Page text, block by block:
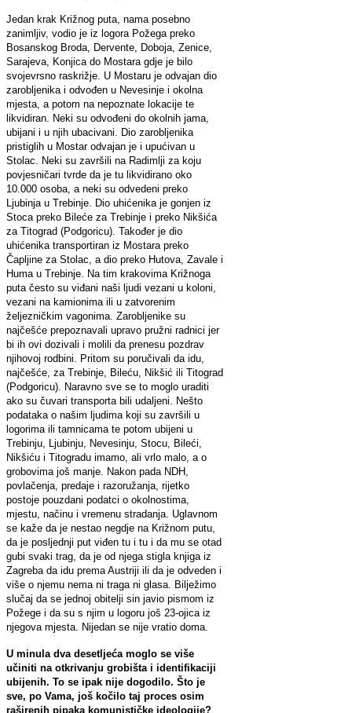
Jedan krak Križnog puta, nama posebno
zanimljiv, vodio je iz logora Požega preko
Bosanskog Broda, Dervente, Doboja, Zenice,
Sarajeva, Konjica do Mostara gdje je bilo
svojevrsno raskrižje. U Mostaru je odvajan dio
zarobljenika i odvođen u Nevesinje i okolna
mjesta, a potom na nepoznate lokacije te
likvidiran. Neki su odvođeni do okolnih jama,
ubijani i u njih ubacivani. Dio zarobljenika
pristiglih u Mostar odvajan je i upućivan u
Stolac. Neki su završili na Radimlji za koju
povjesničari tvrde da je tu likvidirano oko
10.000 osoba, a neki su odvedeni preko
Ljubinja u Trebinje. Dio uhićenika je gonjen iz
Stoca preko Bileće za Trebinje i preko Nikšića
za Titograd (Podgoricu). Također je dio
uhićenika transportiran iz Mostara preko
Čapljine za Stolac, a dio preko Hutova, Zavale i
Huma u Trebinje. Na tim krakovima Križnoga
puta često su viđani naši ljudi vezani u koloni,
vezani na kamionima ili u zatvorenim
željezničkim vagonima. Zarobljenike su
najčešće prepoznavali upravo pružni radnici jer
bi ih ovi dozivali i molili da prenesu pozdrav
njihovoj rodbini. Pritom su poručivali da idu,
najčešće, za Trebinje, Bileću, Nikšić ili Titograd
(Podgoricu). Naravno sve se to moglo uraditi
ako su čuvari transporta bili udaljeni. Nešto
podataka o našim ljudima koji su završili u
logorima ili tamnicama te potom ubijeni u
Trebinju, Ljubinju, Nevesinju, Stocu, Bileći,
Nikšiću i Titogradu imamo, ali vrlo malo, a o
grobovima još manje. Nakon pada NDH,
povlačenja, predaje i razoružanja, rijetko
postoje pouzdani podatci o okolnostima,
mjestu, načinu i vremenu stradanja. Uglavnom
se kaže da je nestao negdje na Križnom putu,
da je posljednji put viđen tu i tu i da mu se otad
gubi svaki trag, da je od njega stigla knjiga iz
Zagreba da idu prema Austriji ili da je odveden i
više o njemu nema ni traga ni glasa. Bilježimo
slučaj da se jednoj obitelji sin javio pismom iz
Požege i da su s njim u logoru još 23-ojica iz
njegova mjesta. Nijedan se nije vratio doma.
U minula dva desetljeća moglo se više
učiniti na otkrivanju grobišta i identifikaciji
ubijenih. To se ipak nije dogodilo. Što je
sve, po Vama, još kočilo taj proces osim
raširenih pipaka komunističke ideologije?